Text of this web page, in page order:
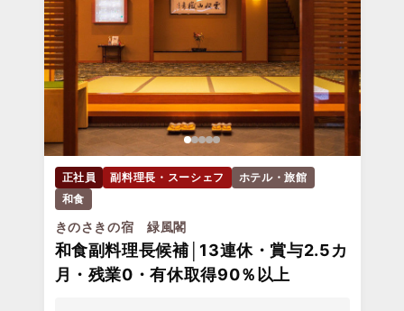
正社員 副料理長・スーシェフ
ホテル・旅館
和食
きのさきの宿 緑風閣
和食副料理長候補│13連休・賞与2.5カ
月・残業0・有休取得90％以上